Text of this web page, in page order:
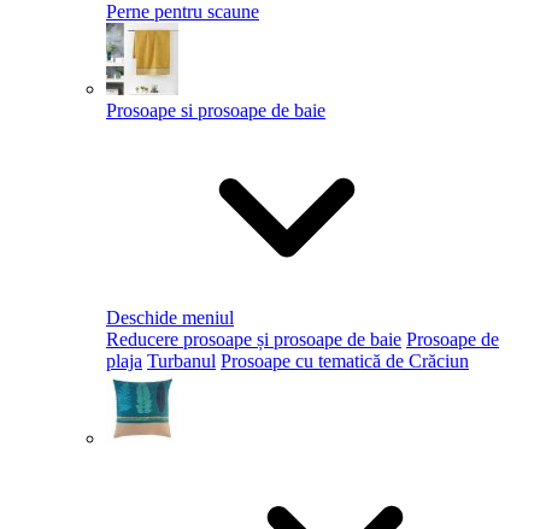
Perne pentru scaune
Prosoape si prosoape de baie
Deschide meniul
Reducere prosoape și prosoape de baie Prosoape de
plaja Turbanul Prosoape cu tematică de Crăciun